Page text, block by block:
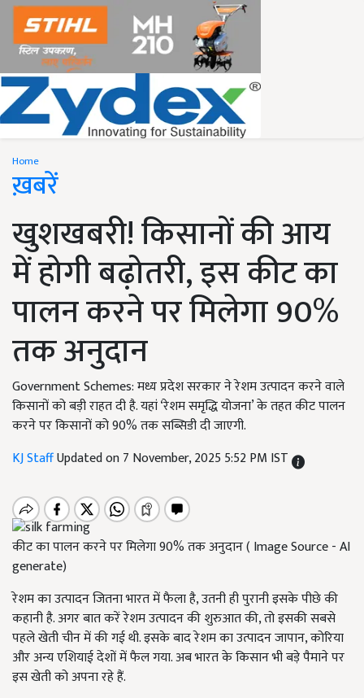
Home
ख़बरें
खुशखबरी! किसानों की आय
में होगी बढ़ोतरी, इस कीट का
पालन करने पर मिलेगा 90%
तक अनुदान
Government Schemes: मध्य प्रदेश सरकार ने रेशम उत्पादन करने वाले
किसानों को बड़ी राहत दी है. यहां ‘रेशम समृद्धि योजना’ के तहत कीट पालन
करने पर किसानों को 90% तक सब्सिडी दी जाएगी.
KJ StaffUpdated on 7 November, 2025 5:52 PM IST
कीट का पालन करने पर मिलेगा 90% तक अनुदान ( Image Source - AI
generate)
रेशम का उत्पादन जितना भारत में फैला है, उतनी ही पुरानी इसके पीछे की
कहानी है. अगर बात करें रेशम उत्पादन की शुरुआत की, तो इसकी सबसे
पहले खेती चीन में की गई थी. इसके बाद रेशम का उत्पादन जापान, कोरिया
और अन्य एशियाई देशों में फैल गया. अब भारत के किसान भी बड़े पैमाने पर
इस खेती को अपना रहे हैं.